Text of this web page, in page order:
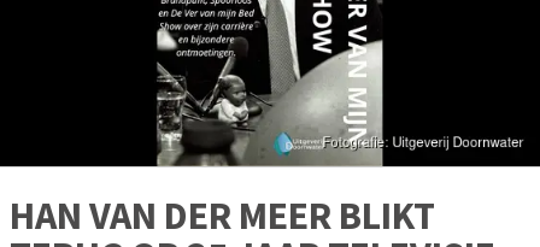
HAN VAN DER MEER BLIKT